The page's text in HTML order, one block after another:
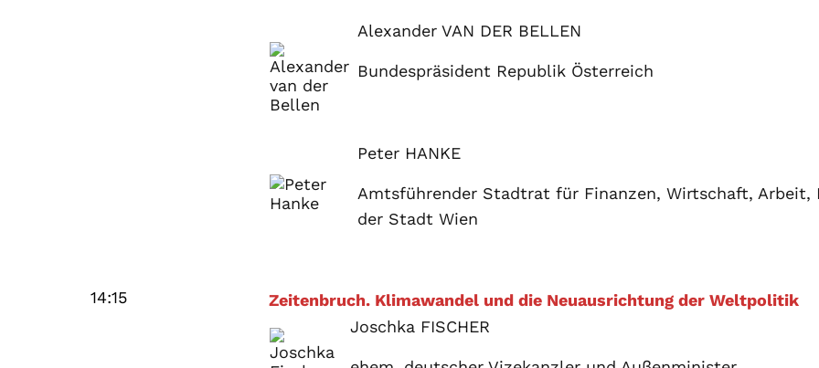
Alexander VAN DER BELLEN
Bundespräsident Republik Österreich
Peter HANKE
Amtsführender Stadtrat für Finanzen, Wirtschaft,
der Stadt Wien
14:15
Zeitenbruch. Klimawandel und die Neuausrichtung der Weltpolitik
Joschka FISCHER